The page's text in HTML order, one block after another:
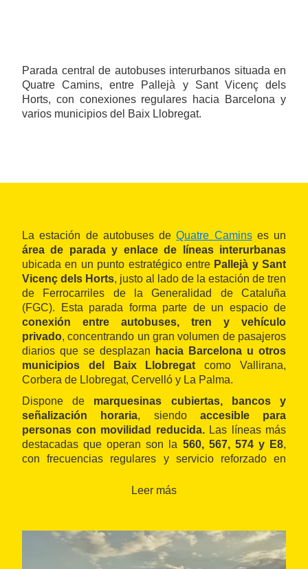
Parada central de autobuses interurbanos situada en
Quatre Camins, entre Pallejà y Sant Vicenç dels
Horts, con conexiones regulares hacia Barcelona y
varios municipios del Baix Llobregat.
La estación de autobuses deQuatre Caminses un
área de parada y enlace de líneas interurbanas
ubicada en un punto estratégico entre Pallejà y Sant
Vicenç dels Horts, justo al lado de la estación de tren
de Ferrocarriles de la Generalidad de Cataluña
(FGC). Esta parada forma parte de un espacio de
conexión entre autobuses, tren y vehículo
privado, concentrando un gran volumen de pasajeros
diarios que se desplazan
hacia Barcelona u otros
municipios del Baix Llobregat como Vallirana,
Corbera de Llobregat, Cervelló y La Palma.
Dispone de marquesinas cubiertas, bancos y
señalización horaria, siendo accesible para
personas con movilidad reducida.Las líneas más
destacadas que operan son la 560, 567, 574 y E8,
con frecuencias regulares y servicio reforzado en
aparcamiento de vehículos
territorio.
Leer más